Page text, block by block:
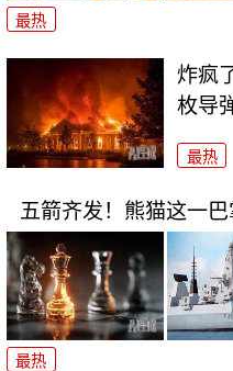
最热
炸疯
枚导
最热
五箭齐发！熊猫这一
最热